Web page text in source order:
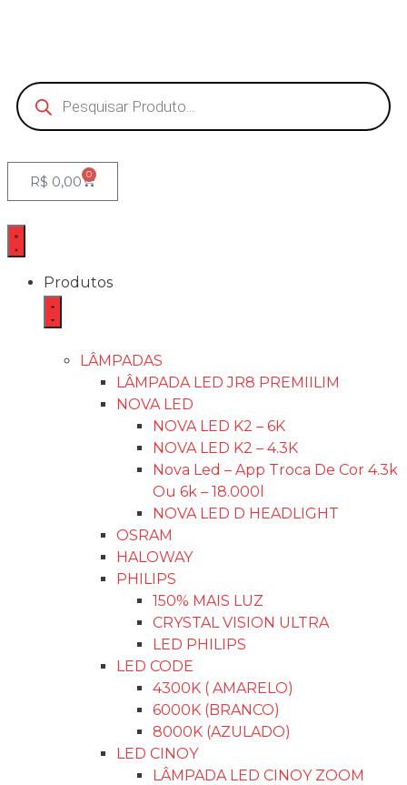
R$ 0,00 0
Produtos
LÂMPADAS
LÂMPADA LED JR8 PREMIILIM
NOVA LED
NOVA LED K2 – 6K
NOVA LED K2 – 4.3K
Nova Led – App Troca De Cor 4.3k
Ou 6k – 18.000l
NOVA LED D HEADLIGHT
OSRAM
HALOWAY
PHILIPS
150% MAIS LUZ
CRYSTAL VISION ULTRA
LED PHILIPS
LED CODE
4300K ( AMARELO)
6000K (BRANCO)
8000K (AZULADO)
LED CINOY
LÂMPADA LED CINOY ZOOM